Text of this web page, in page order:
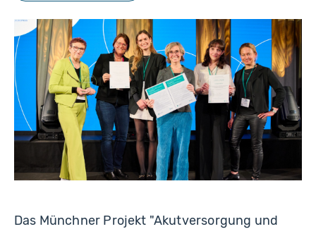
Das Münchner Projekt "Akutversorgung und